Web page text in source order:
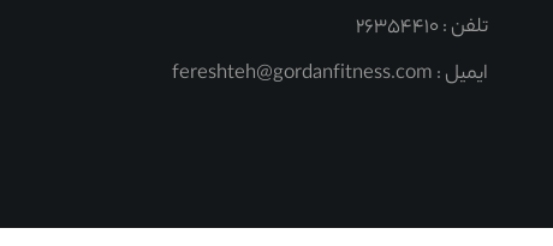
تلفن : ۲۶۳۵۴۴۱۰
ایمیل : fereshteh@gordanfitness.com